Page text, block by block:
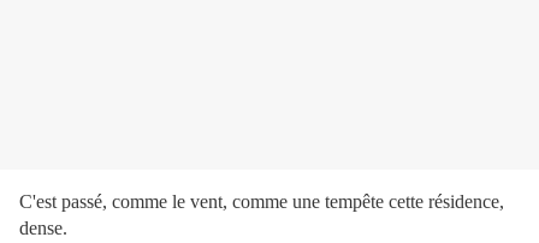
C'est passé, comme le vent, comme une tempête cette résidence,
dense.